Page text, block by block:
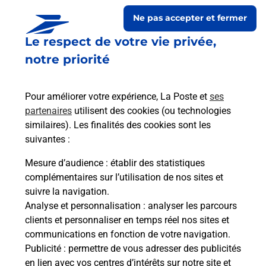
Le respect de votre vie privée,
notre priorité
Pour améliorer votre expérience, La Poste et ses
partenaires utilisent des cookies (ou technologies
similaires). Les finalités des cookies sont les
suivantes :
Mesure d’audience : établir des statistiques
complémentaires sur l’utilisation de nos sites et
suivre la navigation.
Analyse et personnalisation : analyser les parcours
clients et personnaliser en temps réel nos sites et
communications en fonction de votre navigation.
Publicité : permettre de vous adresser des publicités
en lien avec vos centres d’intérêts sur notre site et
Ne pas accepter et fermer
Prochaine collecte du courrierlundià 09h00
2 Place Constant Gendrot
35190 Miniac Sous Becherel
Itinéraire
Le lien s'ouvre dans un nouvel onglet